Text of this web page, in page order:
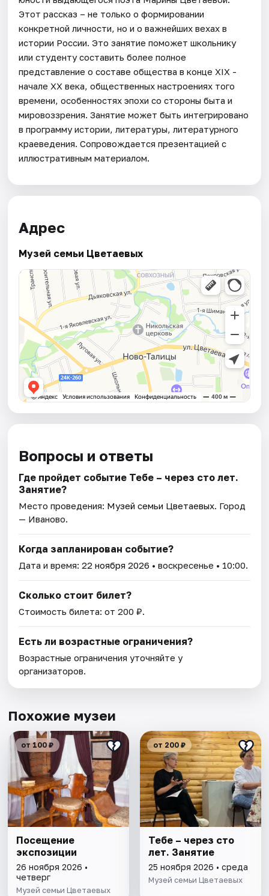
Этот рассказ – не только о формировании
конкретной личности, но и о важнейших вехах в
истории России. Это занятие поможет школьнику
или студенту составить более полное
представление о составе общества в конце XIX -
начале XX века, общественных настроениях того
времени, особенностях эпохи со стороны быта и
мировоззрения. Занятие может быть интегрировано
в программу истории, литературы, литературного
краеведения. Сопровождается презентацией с
иллюстративным материалом.
Адрес
Музей семьи Цветаевых
Вопросы и ответы
Где пройдет событие Тебе – через сто лет.
Занятие?
Место проведения: Музей семьи Цветаевых. Город
— Иваново.
Когда запланирован событие?
Дата и время:22 ноября 2026 • воскресенье • 10:00.
Сколько стоит билет?
Стоимость билета: от 200 ₽.
Есть ли возрастные ограничения?
Возрастные ограничения уточняйте у
организаторов.
Похожие музеи
от 100 ₽
Посещение
экспозиции
26 ноября 2026 •
четверг
Музей семьи Цветаевых
от 200 ₽
Тебе – через сто
лет. Занятие
25 ноября 2026 • среда
Музей семьи Цветаевых